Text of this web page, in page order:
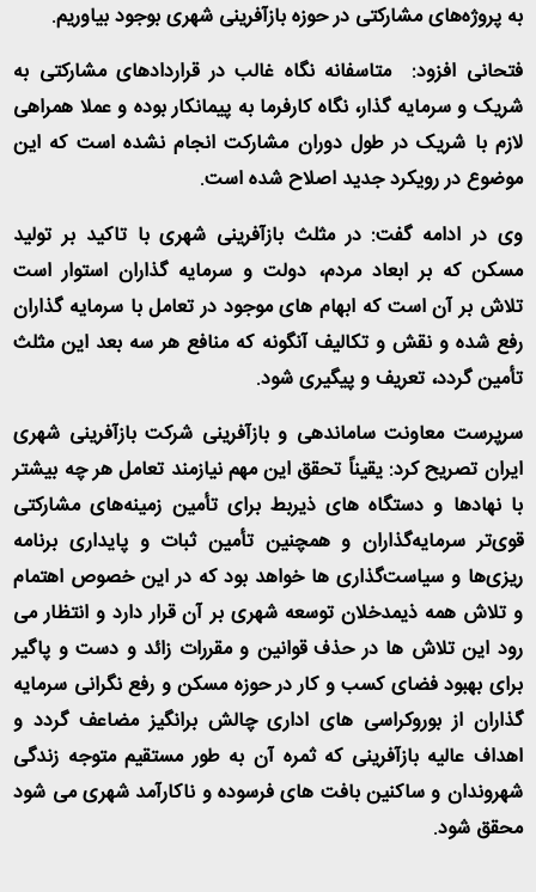
به پروژه‌های مشارکتی در حوزه بازآفرینی شهری بوجود بیاوریم.
فتحانی افزود: متاسفانه نگاه غالب در قراردادهای مشارکتی به
شریک و سرمایه گذار، نگاه کارفرما به پیمانکار بوده و عملا همراهی
لازم با شریک در طول دوران مشارکت انجام نشده است كه اين
موضوع در رويكرد جديد اصلاح شده است.
وی در ادامه گفت: در مثلث بازآفرینی شهری با تاکید بر تولید
مسکن که بر ابعاد مردم، دولت و سرمایه گذاران استوار است
تلاش بر آن است که ابهام های موجود در تعامل با سرمايه گذاران
رفع شده و نقش و تکالیف آنگونه که منافع هر سه بعد این مثلث
تأمین گردد، تعریف و پیگیری شود.
سرپرست معاونت ساماندهی و بازآفرینی شرکت بازآفرینی شهری
ایران تصریح کرد: یقیناً تحقق این مهم نیازمند تعامل هر چه بیشتر
با نهادها و دستگاه های ذیربط برای تأمین زمینه‌های مشارکتی
قوی‌تر سرمایه‌گذاران و همچنین تأمین ثبات و پایداری برنامه
ریزی‌‌‌ها و سیاست‌گذاری ها خواهد بود که در این خصوص اهتمام
و تلاش همه ذیمدخلان توسعه شهری بر آن قرار دارد و انتظار می
رود این تلاش ها در حذف قوانین و مقررات زائد و دست و پاگیر
برای بهبود فضای کسب و کار در حوزه مسكن و رفع نگرانی سرمایه
گذاران از بوروکراسی های اداری چالش برانگیز مضاعف گردد و
اهداف عالیه بازآفرینی که ثمره آن به طور مستقیم متوجه زندگی
شهروندان و ساکنین بافت های فرسوده و ناکارآمد شهری می شود
محقق شود.